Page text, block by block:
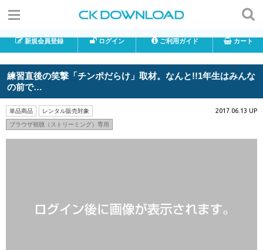
新規会員登録 ログイン ご利用ガイド カート
練習直後の笑撃「チンポだらけ」取材。なんと!!1年生はみんな
の前で…
単品商品 レンタル販売対象
ブラウザ視聴（ストリーミング）専用
2017.06.13 UP